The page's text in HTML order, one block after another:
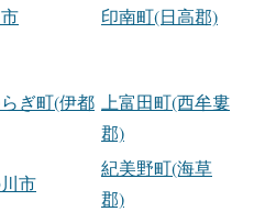
印南町(日高郡)
ぎ町(伊都 上富田町(西牟婁
郡)
市
紀美野町(海草
郡)